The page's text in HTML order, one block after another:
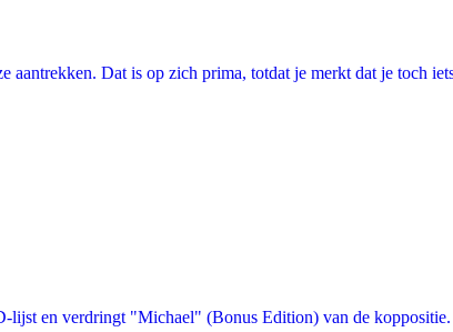
aantrekken. Dat is op zich prima, totdat je merkt dat je toch
en verdringt "Michael" (Bonus Edition) van de